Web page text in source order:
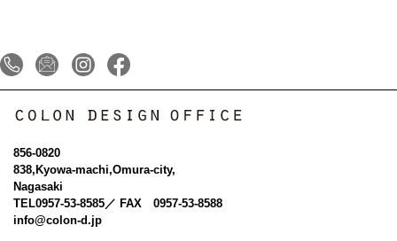
856-0820
838,Kyowa-machi,Omura-city,
Nagasaki
TEL0957-53-8585／ FAX 0957-53-8588
info@colon-d.jp